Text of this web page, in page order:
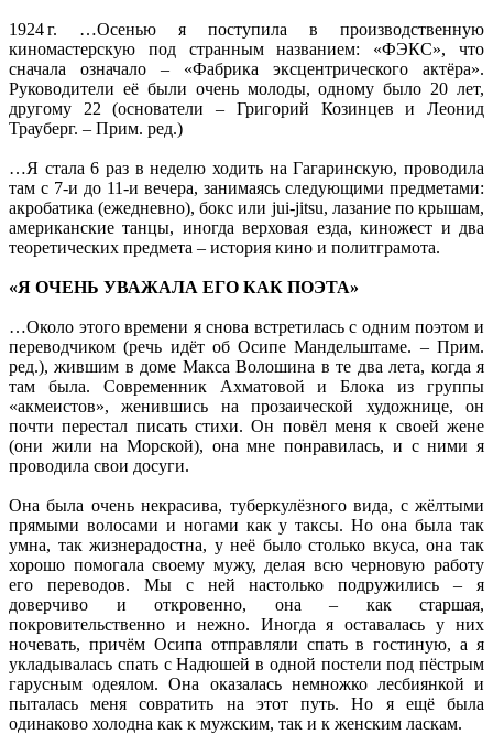
1924 г. …Осенью я поступила в производственную
киномастерскую под странным названием: «ФЭКС», что
сначала означало – «Фабрика эксцентрического актёра».
Руководители её были очень молоды, одному было 20 лет,
другому 22 (основатели – Григорий Козинцев и Леонид
Трауберг. – Прим. ред.)
…Я стала 6 раз в неделю ходить на Гагаринскую, проводила
там с 7-и до 11-и вечера, занимаясь следующими предметами:
акробатика (ежедневно), бокс или jui-jitsu, лазание по крышам,
американские танцы, иногда верховая езда, киножест и два
теоретических предмета – история кино и политграмота.
«Я ОЧЕНЬ УВАЖАЛА ЕГО КАК ПОЭТА»
…Около этого времени я снова встретилась с одним поэтом и
переводчиком (речь идёт об Осипе Мандельштаме. – Прим.
ред.), жившим в доме Макса Волошина в те два лета, когда я
там была. Современник Ахматовой и Блока из группы
«акмеистов», женившись на прозаической художнице, он
почти перестал писать стихи. Он повёл меня к своей жене
(они жили на Морской), она мне понравилась, и с ними я
проводила свои досуги.
Она была очень некрасива, туберкулёзного вида, с жёлтыми
прямыми волосами и ногами как у таксы. Но она была так
умна, так жизнерадостна, у неё было столько вкуса, она так
хорошо помогала своему мужу, делая всю черновую работу
его переводов. Мы с ней настолько подружились – я
доверчиво и откровенно, она – как старшая,
покровительственно и нежно. Иногда я оставалась у них
ночевать, причём Осипа отправляли спать в гостиную, а я
укладывалась спать с Надюшей в одной постели под пёстрым
гарусным одеялом. Она оказалась немножко лесбиянкой и
пыталась меня совратить на этот путь. Но я ещё была
одинаково холодна как к мужским, так и к женским ласкам.